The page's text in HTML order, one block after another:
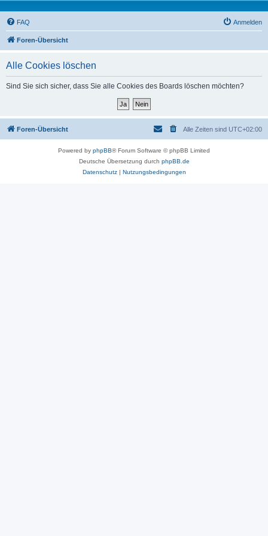
FAQ Anmelden
Foren-Übersicht
Alle Cookies löschen
Sind Sie sich sicher, dass Sie alle Cookies des Boards löschen möchten?
Foren-Übersicht Alle Zeiten sind UTC+02:00
Powered by phpBB® Forum Software © phpBB Limited
Deutsche Übersetzung durch phpBB.de
Datenschutz| Nutzungsbedingungen